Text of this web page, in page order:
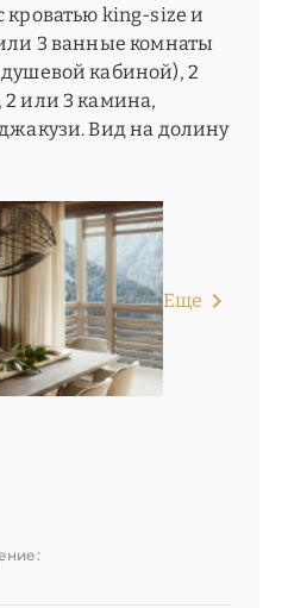
кроватью king-size и
3 ванные комнаты
кабиной), 2
или 3 камина,
Вид на долину
Еще